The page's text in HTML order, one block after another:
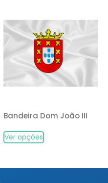
Bandeira Dom João III
Ver opções